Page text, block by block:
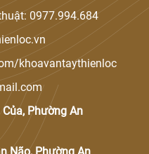
0977.994.684
khoavantaythienloc
Phường An